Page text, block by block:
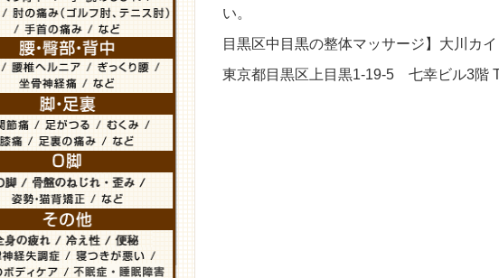
い。
目黒区中目黒の整体マッサージ】大川カ
東京都目黒区上目黒1-19-5 七幸ビル3階